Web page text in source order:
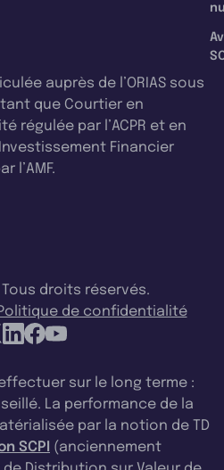
auprès de l’ORIAS sous
tant que Courtier en
régulée par l’ACPR et en
Financier
l’AMF.
Tous droits réservés.
de confidentialité
sur le long terme :
La performance de la
par la notion de TD
SCPI (anciennement